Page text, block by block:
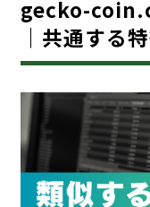
gecko-
｜共通する